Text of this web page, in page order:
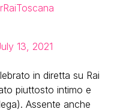
13, 2021
in diretta su Rai
piuttosto intimo e
Assente anche